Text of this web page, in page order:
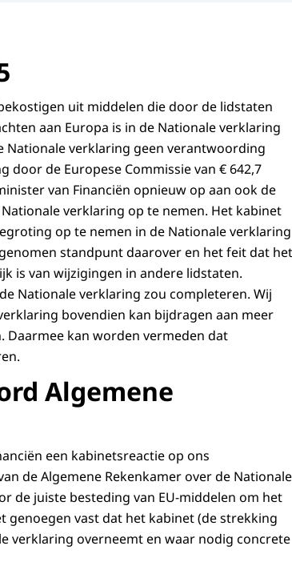
uit middelen die door de lidstaten
aan Europa is in de Nationale verklaring
verklaring geen verantwoording
de Europese Commissie van € 642,7
van Financiën opnieuw op aan ook de
verklaring op te nemen. Het kabinet
op te nemen in de Nationale verklaring
standpunt daarover en het feit dat het
is van wijzigingen in andere lidstaten.
Nationale verklaring zou completeren. Wij
bovendien kan bijdragen aan meer
kan worden vermeden dat
Algemene
een kabinetsreactie op ons
de Algemene Rekenkamer over de Nationale
de juiste besteding van EU-middelen om het
genoegen vast dat het kabinet (de strekking
verklaring overneemt en waar nodig concrete